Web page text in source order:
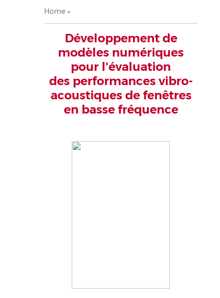
Breadcrumb
Home
Développement de
modèles numériques
pour l'évaluation
des performances vibro-
acoustiques de fenêtres
en basse fréquence